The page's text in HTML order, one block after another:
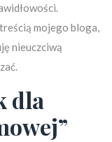
mojego bloga,
nieuczciwą
dla